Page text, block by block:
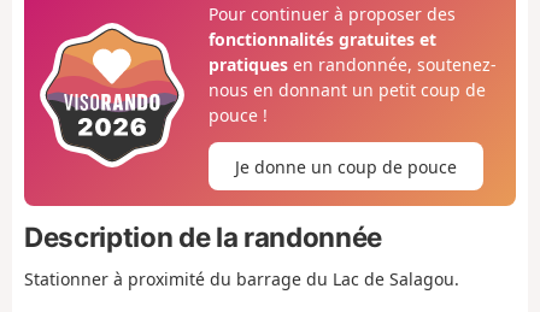
Pour continuer à proposer des
fonctionnalités gratuites et
pratiquesen randonnée, soutenez-
nous en donnant un petit coup de
pouce !
Je donne un coup de pouce
Description de la randonnée
Stationner à proximité du barrage du Lac de Salagou.